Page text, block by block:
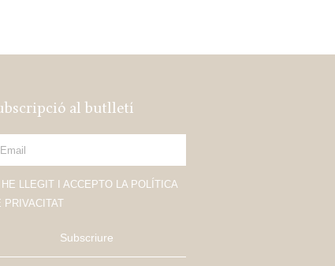
al butlletí
HE LLEGIT I ACCEPTO LA POLÍTICA
PRIVACITAT
Subscriure